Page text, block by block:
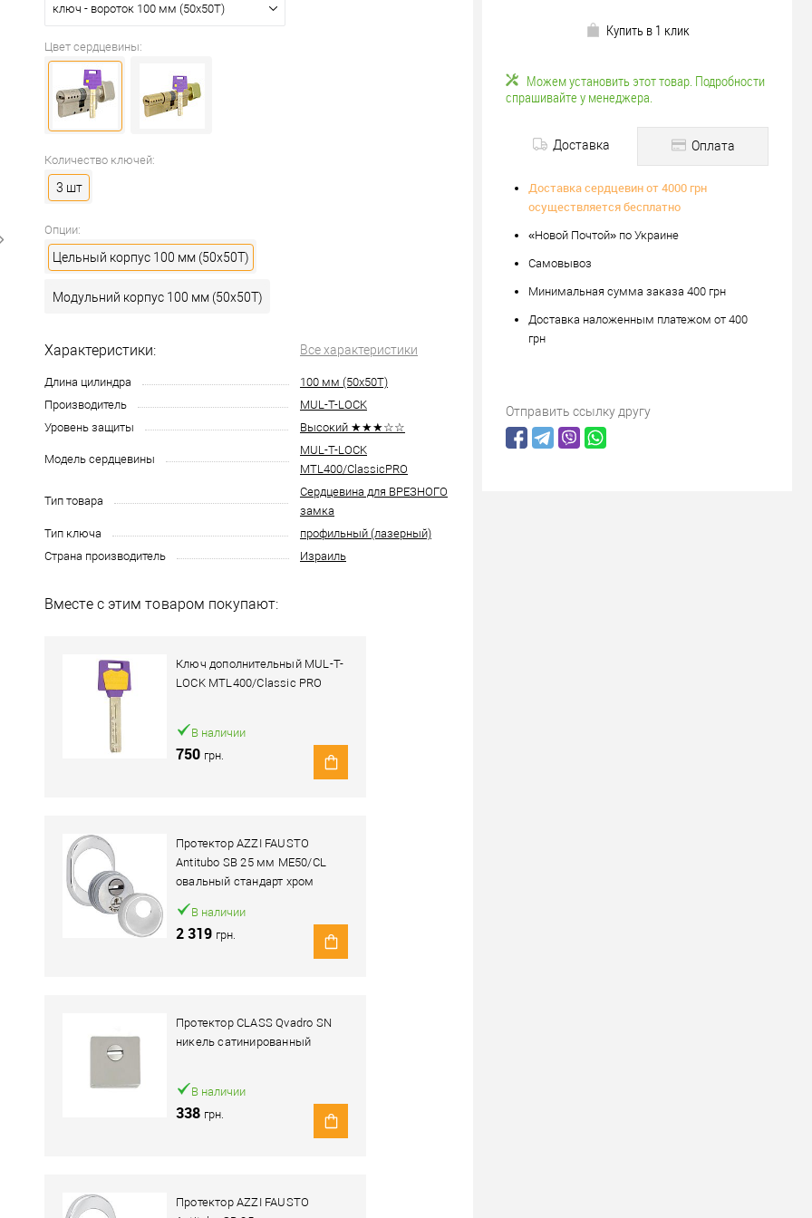
ключ - вороток 100 мм (50x50T)
Цвет сердцевины:
Количество ключей:
3 шт
Опции:
Цельный корпус 100 мм (50x50T)
Модульний корпус 100 мм (50x50T)
Характеристики: Все характеристики
Длина цилиндра
100 мм (50x50T)
Производитель
MUL-T-LOCK
Уровень защиты
Высокий ★★★☆☆
Модель сердцевины
MUL-T-LOCK
MTL400/ClassicPRO
Тип товара
Сердцевина для ВРЕЗНОГО
замка
Тип ключа
профильный (лазерный)
Страна производитель
Израиль
Вместе с этим товаром покупают:
Ключ дополнительный MUL-T-
LOCK MTL400/Classic PRO
В наличии
750 грн.
Протектор AZZI FAUSTO
Antitubo SB 25 мм ME50/CL
овальный стандарт хром
полированный
В наличии
2 319 грн.
Протектор CLASS Qvadro SN
никель сатинированный
В наличии
338 грн.
Протектор AZZI FAUSTO
Купить в 1 клик
Можем установить этот товар. Подробности
спрашивайте у менеджера.
Доставка Оплата
Доставка сердцевин от 4000 грн
осуществляется бесплатно
«Новой Почтой» по Украине
Самовывоз
Минимальная сумма заказа 400 грн
Доставка наложенным платежом от 400
грн
Отправить ссылку другу